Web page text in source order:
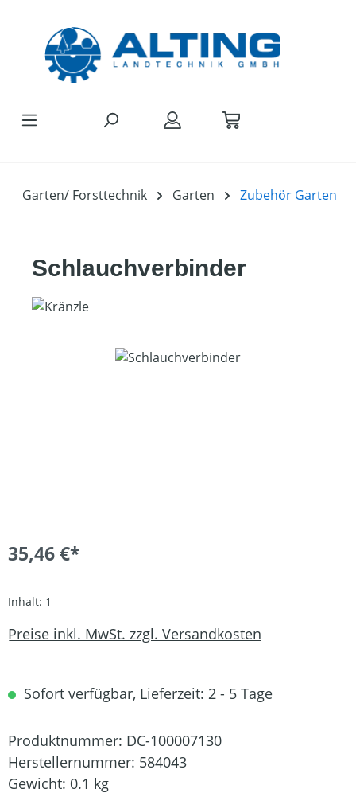
Garten/ Forsttechnik Garten Zubehör Garten
Schlauchverbinder
Bildergalerie überspringen
35,46 €*
Inhalt: 1
Preise inkl. MwSt. zzgl. Versandkosten
Sofort verfügbar, Lieferzeit: 2 - 5 Tage
Produktnummer: DC-100007130
Herstellernummer: 584043
Gewicht: 0.1 kg